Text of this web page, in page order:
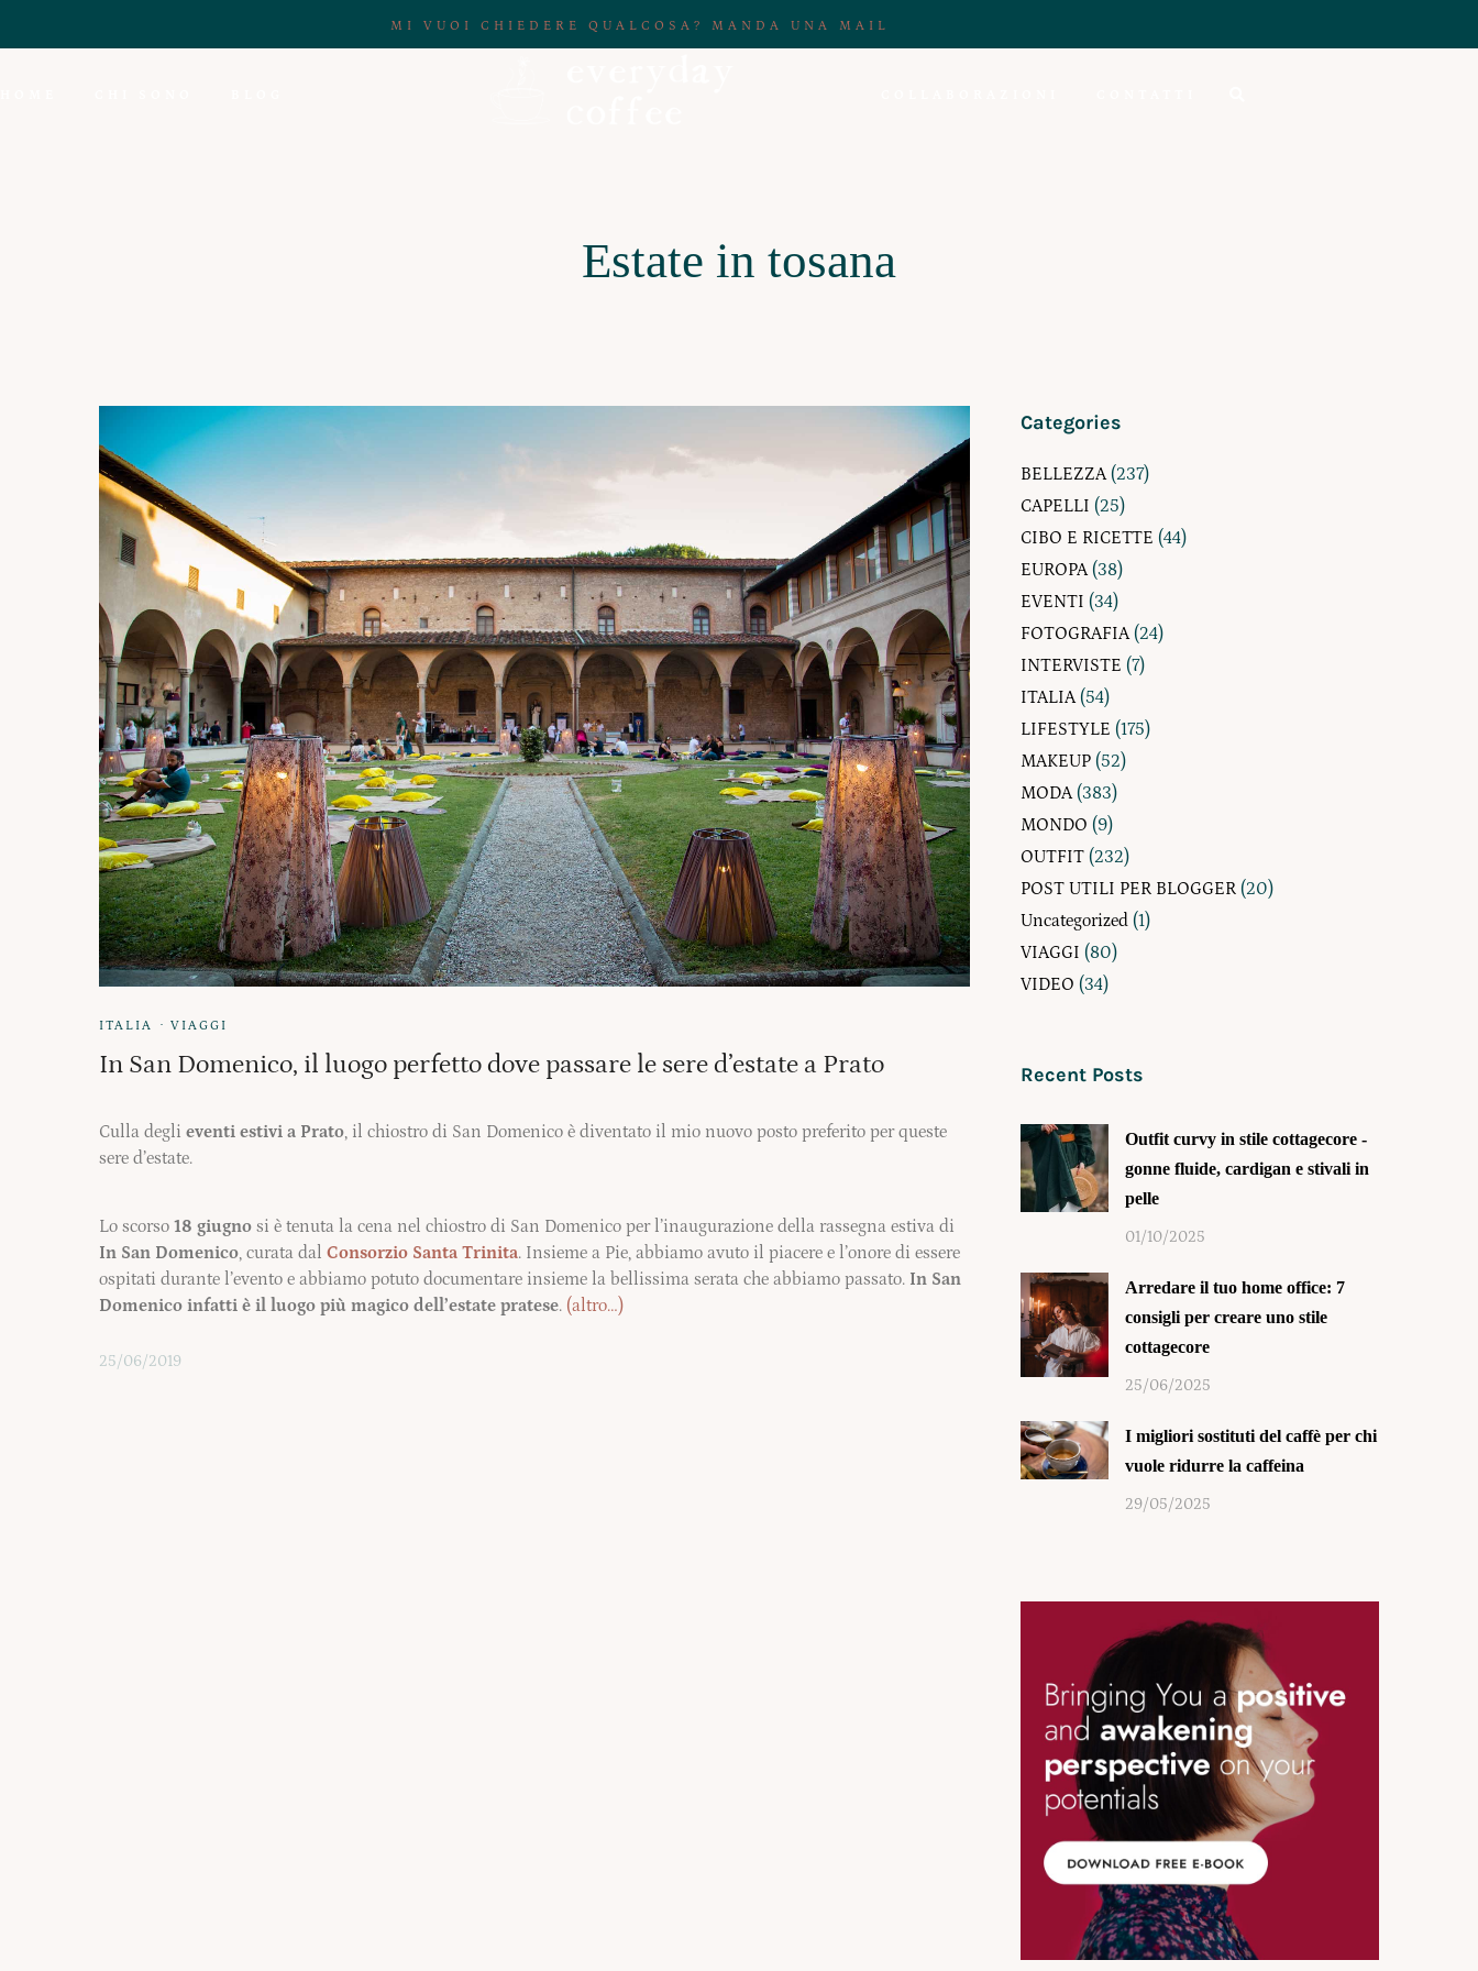
MI VUOI CHIEDERE QUALCOSA? MANDA UNA MAIL
Estate in tosana
ITALIA · VIAGGI
In San Domenico, il luogo perfetto dove passare le sere d’estate a Prato
Culla degli eventi estivi a Prato, il chiostro di San Domenico è diventato il mio nuovo posto preferito per queste
sere d’estate.
Lo scorso 18 giugno si è tenuta la cena nel chiostro di San Domenico per l’inaugurazione della rassegna estiva di
In San Domenico, curata dal Consorzio Santa Trinita. Insieme a Pie, abbiamo avuto il piacere e l’onore di essere
ospitati durante l’evento e abbiamo potuto documentare insieme la bellissima serata che abbiamo passato. In San
Domenico infatti è il luogo più magico dell’estate pratese. (altro…)
25/06/2019
Categories
BELLEZZA(237)
CAPELLI (25)
CIBO E RICETTE (44)
EUROPA(38)
EVENTI (34)
FOTOGRAFIA(24)
INTERVISTE (7)
ITALIA(54)
LIFESTYLE (175)
MAKEUP (52)
MODA(383)
MONDO (9)
OUTFIT (232)
POST UTILI PER BLOGGER (20)
Uncategorized (1)
VIAGGI (80)
VIDEO (34)
Recent Posts
Outfit curvy in stile cottagecore -
gonne fluide, cardigan e stivali in
pelle
01/10/2025
Arredare il tuo home office: 7
consigli per creare uno stile
cottagecore
25/06/2025
I migliori sostituti del caffè per chi
vuole ridurre la caffeina
29/05/2025